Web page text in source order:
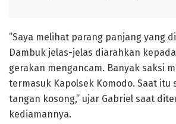
​”Saya melihat parang panjang yang
Dambuk jelas-jelas diarahkan
gerakan mengancam. Banyak saksi
termasuk Kapolsek Komodo. Saat itu
tangan kosong,” ujar Gabriel saat
kediamannya.